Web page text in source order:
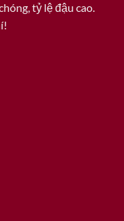
tỷ lệ đậu cao.